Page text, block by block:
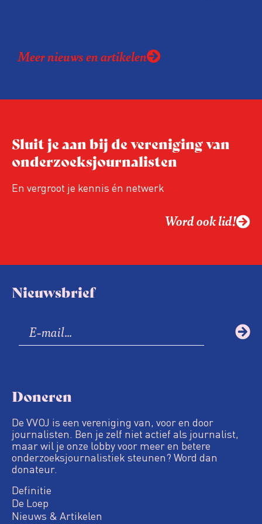
Meer nieuws en artikelen
Sluit je aan bij de vereniging van
onderzoeksjournalisten
En vergroot je kennis én netwerk
Word ook lid!
Nieuwsbrief
Doneren
De VVOJ is een vereniging van, voor en door
journalisten. Ben je zelf niet actief als journalist,
maar wil je onze lobby voor meer en betere
onderzoeksjournalistiek steunen? Word dan
donateur.
Definitie
De Loep
Nieuws & Artikelen